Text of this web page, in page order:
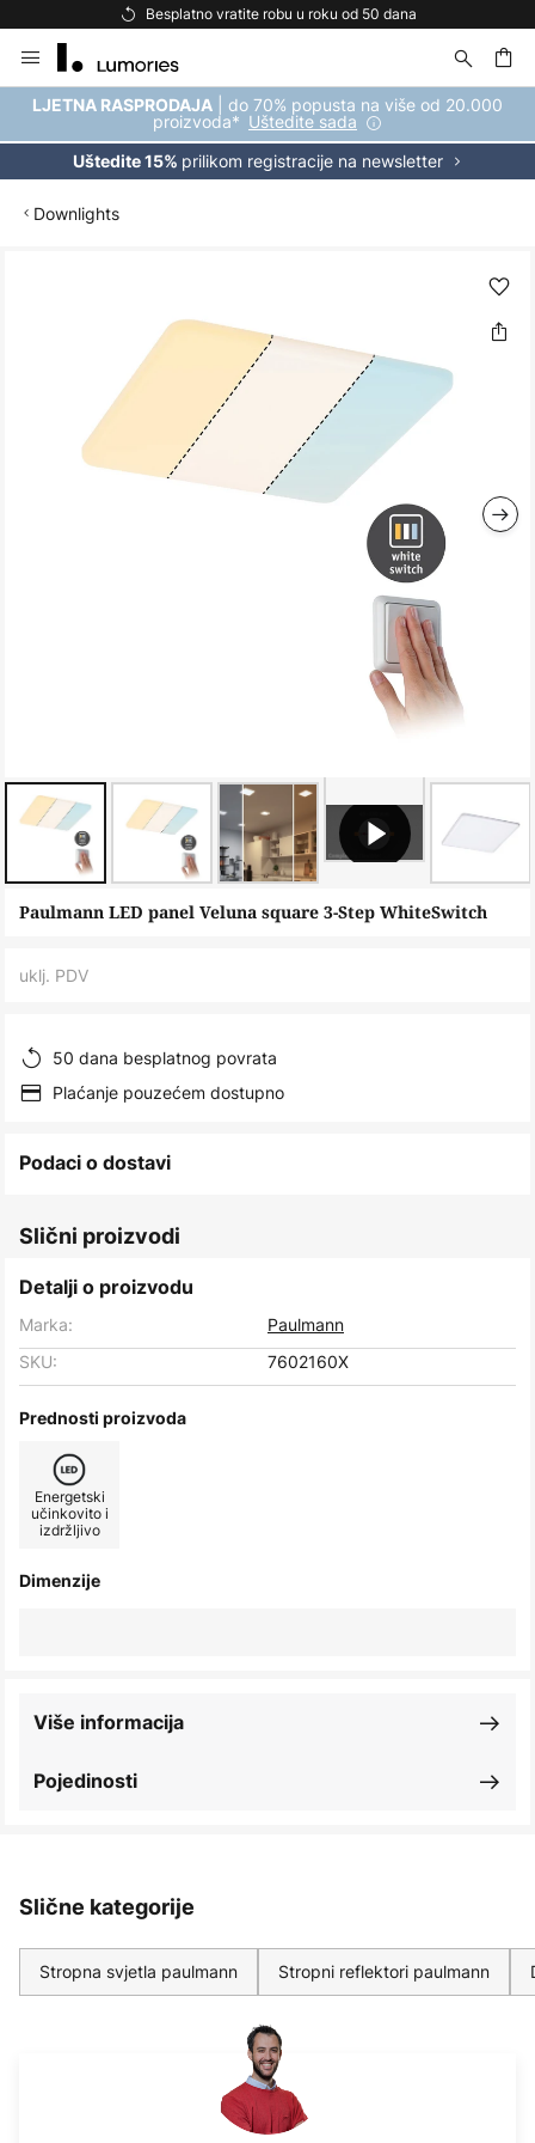
Besplatno vratite robu u roku od 50 dana
to
Content
LJETNA RASPRODAJA | do 70% popusta na više od 20.000
proizvoda* Uštedite sada
Uštedite 15% prilikom registracije na newsletter
Downlights
Skip
beginning
the
images
Paulmann LED panel Veluna square 3-Step WhiteSwitch
uklj. PDV
50 dana besplatnog povrata
Plaćanje pouzećem dostupno
Podaci o dostavi
Slični proizvodi
Detalji o proizvodu
Marka:
Paulmann
SKU:
7602160X
Prednosti proizvoda
Energetski
učinkovito i
izdržljivo
Dimenzije
Pojedinosti
Više informacija
Slične kategorije
Stropna svjetla paulmann Stropni reflektori paulmann